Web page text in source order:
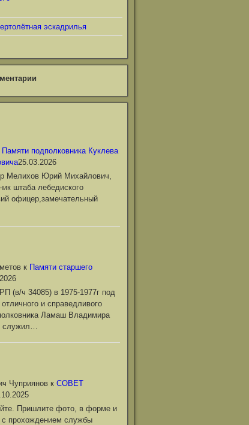
эскадрилья
Памяти подполковника Куклева
25.03.2026
Мелихов Юрий Михайлович,
штаба лебедиского
офицер,замечательный
к Памяти старшего
(в/ч 34085) в 1975-1977г под
и справедливого
Ламаш Владимира
служил…
Чуприяновк СОВЕТ
Пришлите фото, в форме и
с прохождением службы